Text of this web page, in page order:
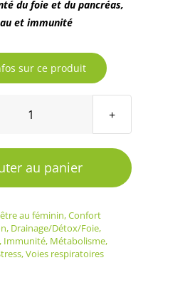
du foie et du pancréas,
et immunité
sur ce produit
quantité
GemmÔ
Noyer
au panier
au féminin,Confort
, Drainage/Détox/Foie,
, Immunité, Métabolisme,
,Voies respiratoires